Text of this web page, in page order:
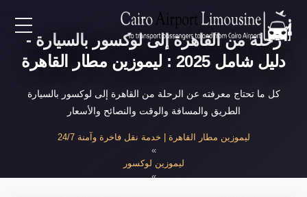
EN
خدمات المطار
رحلة من القاهرة إلى لوكسور بالسيارة -
دليل شامل 2025 : ليموزين مطار القاهرة
كل ما تحتاج معرفته عن الرحلة من القاهرة إلى لوكسور بالسيارة
الطريق والمسافة والوقت والنصائح والأسعار
ليموزين مطار القاهرة | خدمة نقل فاخرة وآمنة 24/7
ليموزين لوكسور
»